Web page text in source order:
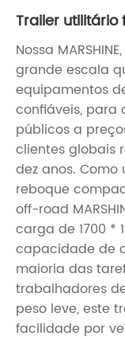
Trailer
Nossa
grande escala
equipamentos
confiáveis, para
públicos a
clientes globais
dez anos.
reboque
off-road
carga de 1700 *
capacidade de
maioria das
trabalhadores
peso leve, este
facilidade por